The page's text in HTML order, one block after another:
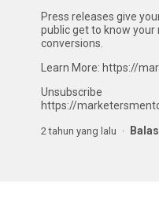
Press releases give
public get to know your
conversions.
Learn More: https://
Unsubscribe
https://
2 tahun yang lalu Balas